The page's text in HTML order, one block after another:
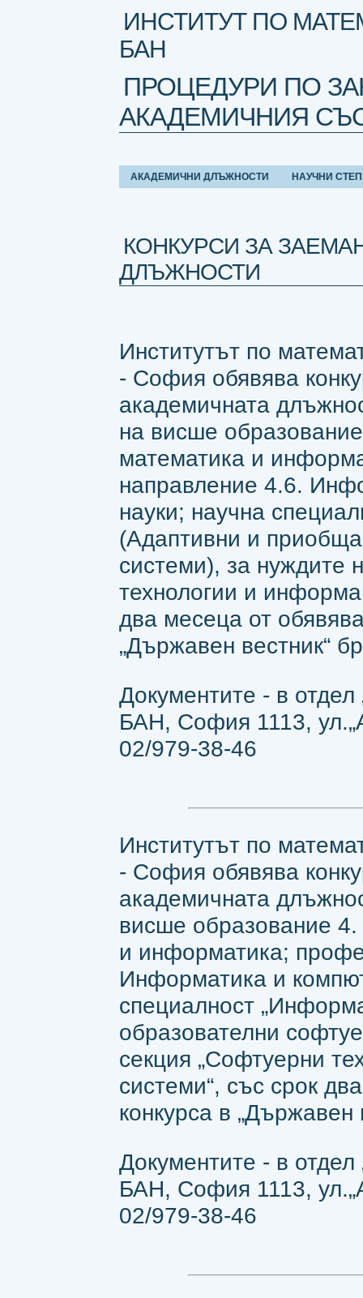
ИНСТИТУТ ПО
БАН
ПРОЦЕДУРИ ПО
АКАДЕМИЧНИЯ
АКАДЕМИЧНИ ДЛЪЖНОСТИ НАУЧНИ
КОНКУРСИ ЗА
ДЛЪЖНОСТИ
Институтът по
- София обявява
академичната
на висше
математика и
направление 4.6.
науки; научна
(Адаптивни и
системи), за нуждите
технологии и
два месеца от
„Държавен вестник“
Документите - в
БАН, София 1113,
02/979-38-46
Институтът по
- София обявява
академичната
висше образование
и информатика;
Информатика и
специалност
образователни
секция „Софтуерни
системи“, със срок
конкурса в „Държавен
Документите - в
БАН, София 1113,
02/979-38-46